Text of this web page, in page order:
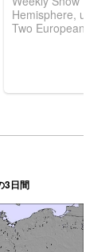
3日間